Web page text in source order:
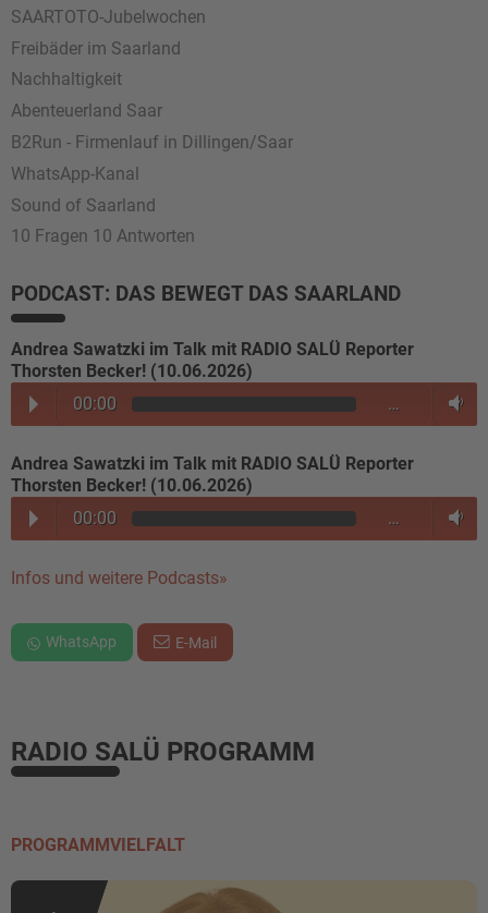
SAARTOTO-Jubelwochen
Freibäder im Saarland
Nachhaltigkeit
Abenteuerland Saar
B2Run - Firmenlauf in Dillingen/Saar
WhatsApp-Kanal
Sound of Saarland
10 Fragen 10 Antworten
PODCAST: DAS BEWEGT DAS SAARLAND
Andrea Sawatzki im Talk mit RADIO SALÜ Reporter
Thorsten Becker! (10.06.2026)
00:00
…
Andrea Sawatzki im Talk mit RADIO SALÜ Reporter
Thorsten Becker! (10.06.2026)
00:00
…
Infos und weitere Podcasts»
WhatsApp E-Mail
RADIO SALÜ PROGRAMM
PROGRAMMVIELFALT